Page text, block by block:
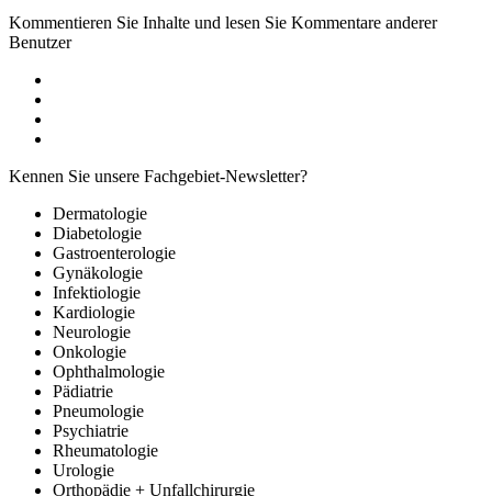
Kommentieren Sie Inhalte und lesen Sie Kommentare anderer
Benutzer
Kennen Sie unsere Fachgebiet-Newsletter?
Dermatologie
Diabetologie
Gastroenterologie
Gynäkologie
Infektiologie
Kardiologie
Neurologie
Onkologie
Ophthalmologie
Pädiatrie
Pneumologie
Psychiatrie
Rheumatologie
Urologie
Orthopädie + Unfallchirurgie